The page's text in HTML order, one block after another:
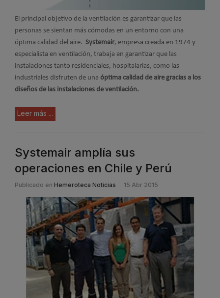
El principal objetivo de la ventilación es garantizar que las
personas se sientan más cómodas en un entorno con una
óptima calidad del aire. Systemair, empresa creada en 1974 y
especialista en ventilación, trabaja en garantizar que las
instalaciones tanto residenciales, hospitalarias, como las
industriales disfruten de una óptima calidad de aire gracias a los
diseños de las instalaciones de ventilación.
Leer más ...
Systemair amplía sus
operaciones en Chile y Perú
Publicado en Hemeroteca Noticias 15 Abr 2015